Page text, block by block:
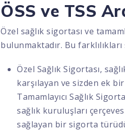
ÖSS ve TSS
Özel sağlık sigortası ve
bulunmaktadır. Bu
Özel Sağlık Sigortası,
karşılayan ve sizden ek
Tamamlayıcı Sağlık
sağlık kuruluşları
sağlayan bir sigorta